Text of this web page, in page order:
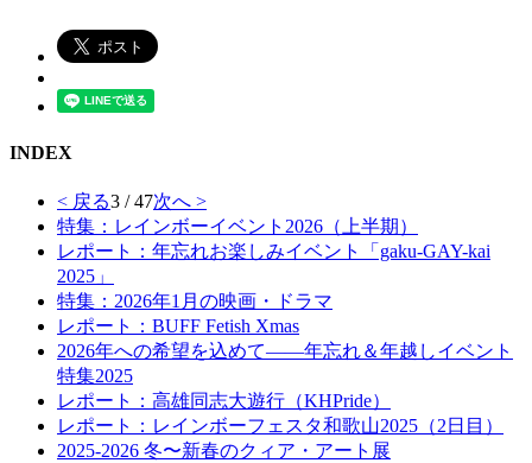
INDEX
< 戻る3 / 47次へ >
特集：レインボーイベント2026（上半期）
レポート：年忘れお楽しみイベント「gaku-GAY-kai
2025」
特集：2026年1月の映画・ドラマ
レポート：BUFF Fetish Xmas
2026年への希望を込めて――年忘れ＆年越しイベント
特集2025
レポート：高雄同志大遊行（KHPride）
レポート：レインボーフェスタ和歌山2025（2日目）
2025-2026 冬〜新春のクィア・アート展